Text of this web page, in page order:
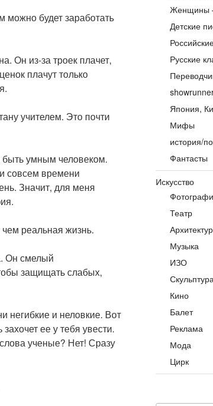
можно будет заработать
Он из-за троек плачет,
плачут только
учителем. Это почти
умным человеком.
совсем времени
Значит, для меня
реальная жизнь.
Он смелый
защищать слабых,
негибкие и неловкие. Вот
ее у тебя увести.
ученые? Нет! Сразу
Женщины
Детские
Русские
Япония,
Мифы
история/
Фантасты
Искусство
Театр
Музыка
ИЗО
Кино
Балет
Реклама
Мода
Цирк